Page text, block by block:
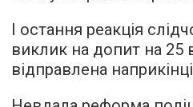
І остання реакція
виклик на допит на 25
відправлена